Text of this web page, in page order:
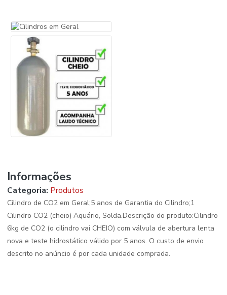
Informações
Categoria: Produtos
Cilindro de CO2 em Geral;5 anos de Garantia do Cilindro;1
Cilindro CO2 (cheio) Aquário, Solda.Descrição do produto:Cilindro
6kg de CO2 (o cilindro vai CHEIO) com válvula de abertura lenta
nova e teste hidrostático válido por 5 anos. O custo de envio
descrito no anúncio é por cada unidade comprada.